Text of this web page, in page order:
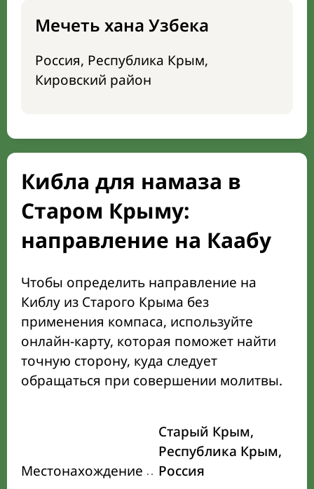
Мечеть хана Узбека
Россия, Республика Крым,
Кировский район
Кибла для намаза в
Старом Крыму:
направление на Каабу
Чтобы определить направление на
Киблу из Старого Крыма без
применения компаса, используйте
онлайн-карту, которая поможет найти
точную сторону, куда следует
обращаться при совершении молитвы.
Местонахождение
Старый Крым,
Республика Крым,
Россия